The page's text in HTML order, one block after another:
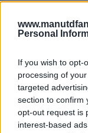
Personal
If you wish to opt-
processing of
targeted
section to confirm
opt-out request is
interest-based